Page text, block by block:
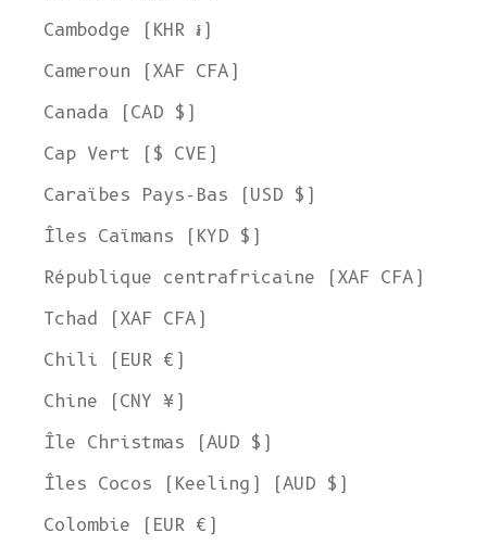
Cambodge (KHR ៛)
Cameroun (XAF CFA)
Canada (CAD $)
Cap Vert ($ CVE)
Caraïbes Pays-Bas (USD $)
Îles Caïmans (KYD $)
République centrafricaine (XAF CFA)
Tchad (XAF CFA)
Chili (EUR €)
Chine (CNY ¥)
Île Christmas (AUD $)
Îles Cocos (Keeling) (AUD $)
Colombie (EUR €)